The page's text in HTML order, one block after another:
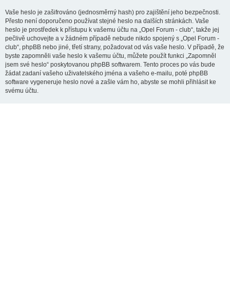
Vaše heslo je zašifrováno (jednosměrný hash) pro zajištění jeho bezpečnosti.
Přesto není doporučeno používat stejné heslo na dalších stránkách. Vaše
heslo je prostředek k přístupu k vašemu účtu na „Opel Forum - club“, takže jej
pečlivě uchovejte a v žádném případě nebude nikdo spojený s „Opel Forum -
club“, phpBB nebo jiné, třetí strany, požadovat od vás vaše heslo. V případě, že
byste zapomněli vaše heslo k vašemu účtu, můžete použít funkci „Zapomněl
jsem své heslo“ poskytovanou phpBB softwarem. Tento proces po vás bude
žádat zadaní vašeho uživatelského jména a vašeho e-mailu, poté phpBB
software vygeneruje heslo nové a zašle vám ho, abyste se mohli přihlásit ke
svému účtu.